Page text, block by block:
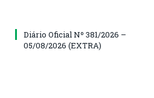
Diário Oficial Nº 381/2026 –
05/08/2026 (EXTRA)